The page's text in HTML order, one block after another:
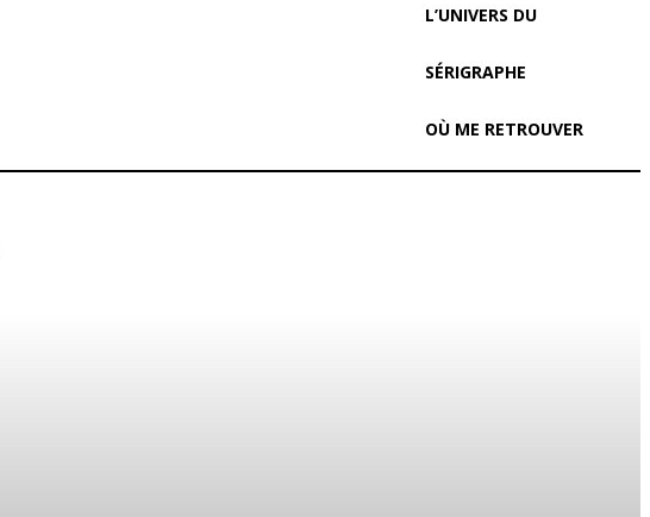
L’UNIVERS DU
SÉRIGRAPHE
OÙ ME RETROUVER